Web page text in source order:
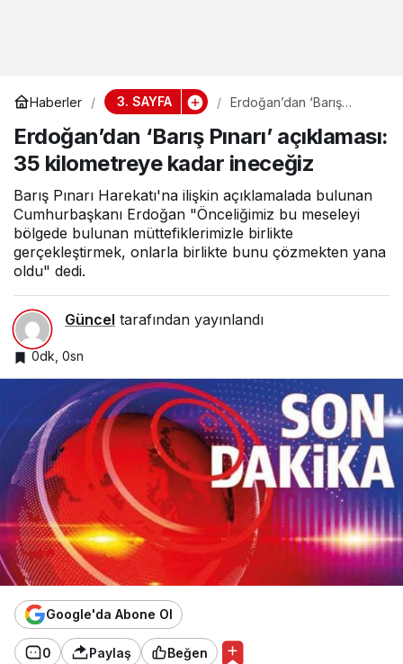
Haberler 3. SAYFA
Erdoğan’dan ‘Barış
kilometreye kadar
ineceğiz
Erdoğan’dan ‘Barış Pınarı’ açıklaması:
35 kilometreye kadar ineceğiz
Barış Pınarı Harekatı'na ilişkin açıklamalada bulunan
Cumhurbaşkanı Erdoğan "Önceliğimiz bu meseleyi
bölgede bulunan müttefiklerimizle birlikte
gerçekleştirmek, onlarla birlikte bunu çözmekten yana
oldu" dedi.
Güncel tarafından yayınlandı
0dk, 0sn
Google'da Abone Ol
0 Paylaş Beğen